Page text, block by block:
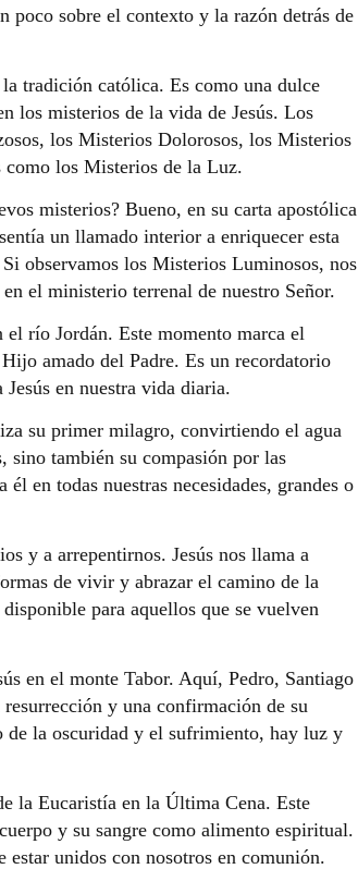
poco sobre el contexto y la razón detrás de
tradición católica. Es como una dulce
los misterios de la vida de Jesús. Los
los Misterios Dolorosos, los Misterios
los Misterios de la Luz.
misterios? Bueno, en su carta apostólica
un llamado interior a enriquecer esta
observamos los Misterios Luminosos, nos
el ministerio terrenal de nuestro Señor.
río Jordán. Este momento marca el
amado del Padre. Es un recordatorio
en nuestra vida diaria.
su primer milagro, convirtiendo el agua
sino también su compasión por las
él en todas nuestras necesidades, grandes o
y a arrepentirnos. Jesús nos llama a
de vivir y abrazar el camino de la
para aquellos que se vuelven
en el monte Tabor. Aquí, Pedro, Santiago
y una confirmación de su
la oscuridad y el sufrimiento, hay luz y
la Eucaristía en la Última Cena. Este
y su sangre como alimento espiritual.
estar unidos con nosotros en comunión.